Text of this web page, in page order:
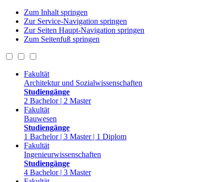
Zum Inhalt springen
Zur Service-Navigation springen
Zur Seiten Haupt-Navigation springen
Zum Seitenfuß springen
Fakultät
Architektur und Sozialwissenschaften
Studiengänge
2 Bachelor | 2 Master
Fakultät
Bauwesen
Studiengänge
1 Bachelor | 3 Master | 1 Diplom
Fakultät
Ingenieurwissenschaften
Studiengänge
4 Bachelor | 3 Master